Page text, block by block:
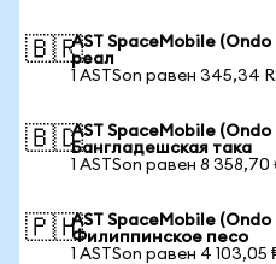
🇧🇷AST SpaceMobile
реал
1 ASTSon равен 345,34
🇧🇩AST SpaceMobile (Ondo
Бангладешская така
1 ASTSon равен 8 358,70
🇵🇭AST SpaceMobile (Ondo
Филиппинское песо
1 ASTSon равен 4 103,05